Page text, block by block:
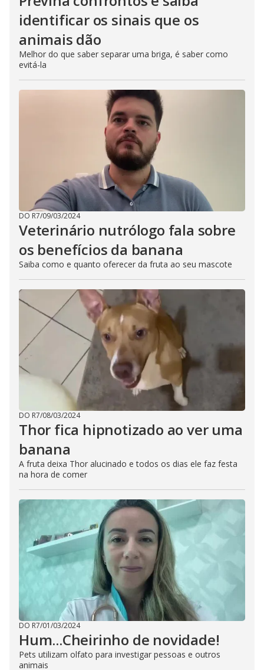
identificar os sinais que os
animais dão
Melhor do que saber separar uma briga, é saber como
evitá-la
DO R7/09/03/2024
Veterinário nutrólogo fala sobre
os benefícios da banana
Saiba como e quanto oferecer da fruta ao seu mascote
DO R7/08/03/2024
Thor fica hipnotizado ao ver uma
banana
A fruta deixa Thor alucinado e todos os dias ele faz festa
na hora de comer
DO R7/01/03/2024
Hum...Cheirinho de novidade!
Pets utilizam olfato para investigar pessoas e outros
animais